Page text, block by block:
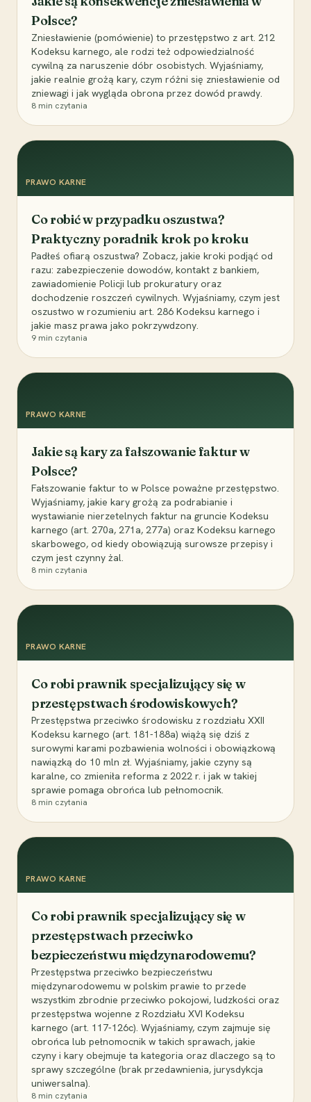
Polsce?
Zniesławienie (pomówienie) to przestępstwo z art. 212
Kodeksu karnego, ale rodzi też odpowiedzialność
cywilną za naruszenie dóbr osobistych. Wyjaśniamy,
jakie realnie grożą kary, czym różni się zniesławienie od
zniewagi i jak wygląda obrona przez dowód prawdy.
8 min czytania
PRAWO KARNE
Co robić w przypadku oszustwa?
Praktyczny poradnik krok po kroku
Padłeś ofiarą oszustwa? Zobacz, jakie kroki podjąć od
razu: zabezpieczenie dowodów, kontakt z bankiem,
zawiadomienie Policji lub prokuratury oraz
dochodzenie roszczeń cywilnych. Wyjaśniamy, czym jest
oszustwo w rozumieniu art. 286 Kodeksu karnego i
jakie masz prawa jako pokrzywdzony.
9 min czytania
PRAWO KARNE
Jakie są kary za fałszowanie faktur w
Polsce?
Fałszowanie faktur to w Polsce poważne przestępstwo.
Wyjaśniamy, jakie kary grożą za podrabianie i
wystawianie nierzetelnych faktur na gruncie Kodeksu
karnego (art. 270a, 271a, 277a) oraz Kodeksu karnego
skarbowego, od kiedy obowiązują surowsze przepisy i
czym jest czynny żal.
8 min czytania
PRAWO KARNE
Co robi prawnik specjalizujący się w
przestępstwach środowiskowych?
Przestępstwa przeciwko środowisku z rozdziału XXII
Kodeksu karnego (art. 181-188a) wiążą się dziś z
surowymi karami pozbawienia wolności i obowiązkową
nawiązką do 10 mln zł. Wyjaśniamy, jakie czyny są
karalne, co zmieniła reforma z 2022 r. i jak w takiej
sprawie pomaga obrońca lub pełnomocnik.
8 min czytania
PRAWO KARNE
Co robi prawnik specjalizujący się w
przestępstwach przeciwko
bezpieczeństwu międzynarodowemu?
Przestępstwa przeciwko bezpieczeństwu
międzynarodowemu w polskim prawie to przede
wszystkim zbrodnie przeciwko pokojowi, ludzkości oraz
przestępstwa wojenne z Rozdziału XVI Kodeksu
karnego (art. 117-126c). Wyjaśniamy, czym zajmuje się
obrońca lub pełnomocnik w takich sprawach, jakie
czyny i kary obejmuje ta kategoria oraz dlaczego są to
sprawy szczególne (brak przedawnienia, jurysdykcja
uniwersalna).
8 min czytania